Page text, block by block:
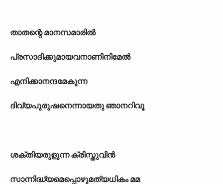
താതന്റെ മാനസമാരിൽ
പ്രസാദിക്കുമായവനാണിനിമേൽ
എനിക്കാനന്ദമേകുന്ന
ദിവ്യപുരുഷനെന്നായതു ഞാനറിവൂ
ശക്തിയരുളുന്ന ക്രിസ്തുവിൻ
സാന്നിദ്ധ്യമെപ്പൊഴുമത്യധികം മമ